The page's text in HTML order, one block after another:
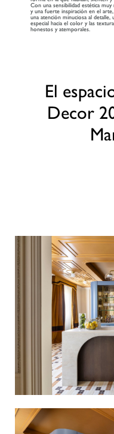
Con una sensibilidad estética
y una fuerte inspiración en el
una atención minuciosa al detalle,
especial hacia el color y las
honestos y atemporales.
El
Decor